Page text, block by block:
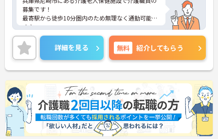
募集です！
最寄駅から徒歩10分圏内のため無理なく通勤可能で
す♪
また、完全週休2日制のためプライベートの時間を
しっかり確保でき、仕事との両立がしやすい職場で
す◎
ご興味ある方は面接ポイントをお伝えしますので、
お気軽にご連絡ください。
詳細を見る 無料 紹介してもらう